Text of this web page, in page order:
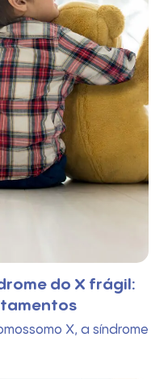
do X frágil:
X, a síndrome